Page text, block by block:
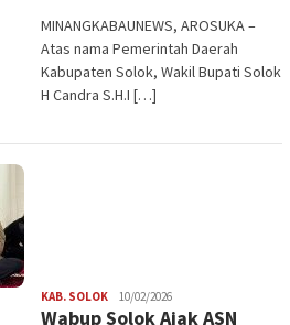
MINANGKABAUNEWS, AROSUKA –
Atas nama Pemerintah Daerah
Kabupaten Solok, Wakil Bupati Solok
H Candra S.H.I […]
KAB. SOLOKRedaksi
10/02/2026
Wabup Solok Ajak ASN